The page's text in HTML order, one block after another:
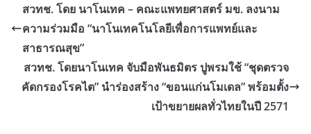
สวทช. โดย นาโนเทค – คณะแพทยศาสตร์ มข. ลงนาม
ความร่วมมือ “นาโนเทคโนโลยีเพื่อการแพทย์และ
สาธารณสุข”
สวทช. โดยนาโนเทค จับมือพันธมิตร ปูพรมใช้ “ชุดตรวจ
คัดกรองโรคไต” นำร่องสร้าง “ขอนแก่นโมเดล” พร้อมตั้ง
เป้าขยายผลทั่วไทยในปี 2571